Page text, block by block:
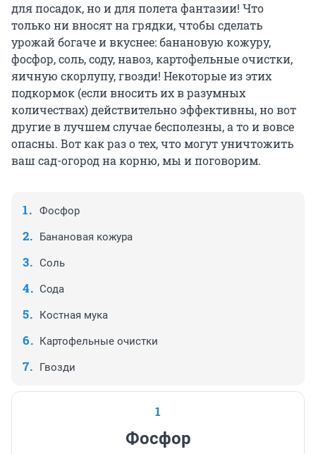
для посадок, но и для полета фантазии! Что
только ни вносят на грядки, чтобы сделать
урожай богаче и вкуснее: банановую кожуру,
фосфор, соль, соду, навоз, картофельные очистки,
яичную скорлупу, гвозди! Некоторые из этих
подкормок (если вносить их в разумных
количествах) действительно эффективны, но вот
другие в лучшем случае бесполезны, а то и вовсе
опасны. Вот как раз о тех, что могут уничтожить
ваш сад-огород на корню, мы и поговорим.
Фосфор
Банановая кожура
Соль
Сода
Костная мука
Картофельные очистки
Гвозди
1
Фосфор